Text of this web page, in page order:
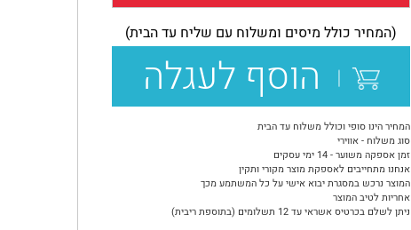
(המחיר כולל מיסים ומשלוח עם שליח עד הבית)
הוסף לעגלה
המחיר הינו סופי וכולל משלוח עד הבית
סוג משלוח - אווירי
זמן אספקה משוער - 14 ימי עסקים
אנחנו מתחייבים לאספקת מוצר מקורי ותקין
המוצר נרכש במסגרת יבוא אישי על כל המשתמע מכך
אחריות לטיב המוצר
ניתן לשלם בכרטיס אשראי עד 12 תשלומים (בתוספת ריבית)